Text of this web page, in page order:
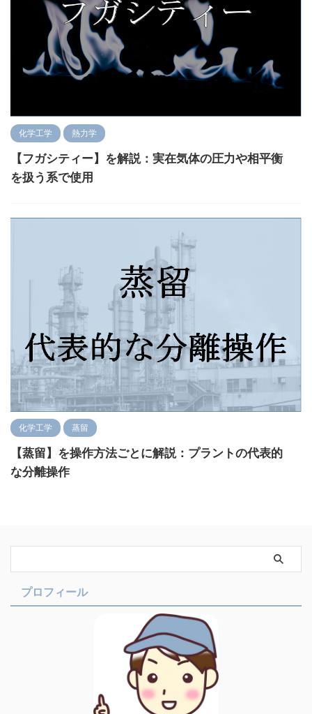
化学工学 熱力学
【フガシティー】を解説：実在気体の圧力や相平衡
を扱う系で使用
化学工学 蒸留
【蒸留】を操作方法ごとに解説：プラントの代表的
な分離操作
プロフィール